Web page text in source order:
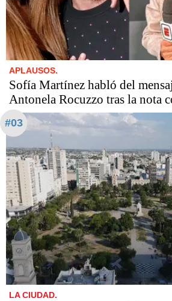
APLAUSOS.
Sofía Martínez habló del
Antonela Rocuzzo tras la nota
#03
LA CIUDAD.